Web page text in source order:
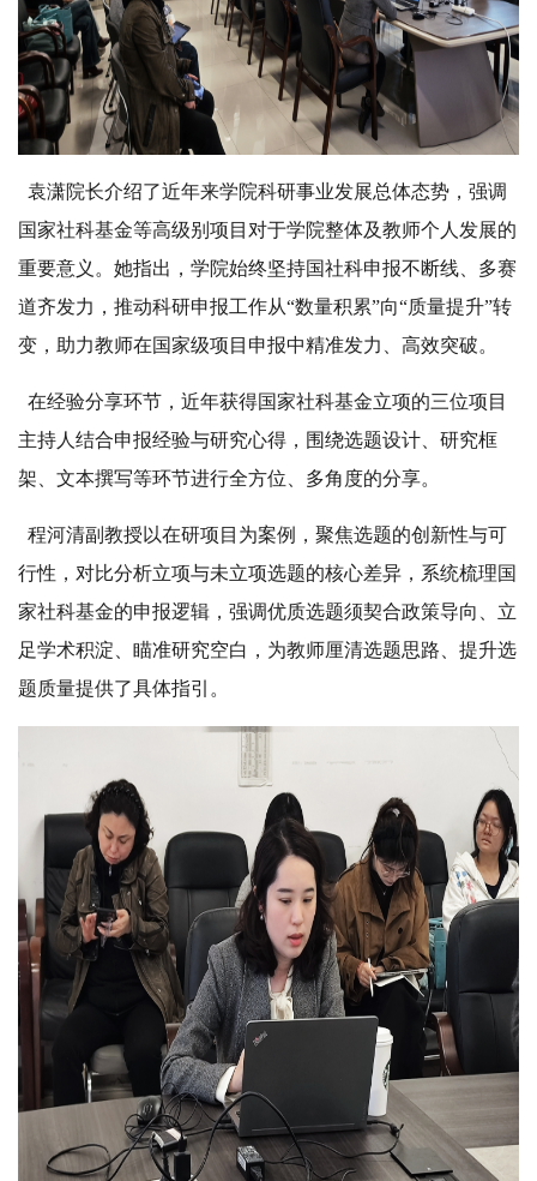
袁潇院长介绍了近年来学院科研事业发展总体态势，强调
国家社科基金等高级别项目对于学院整体及教师个人发展的
重要意义。她指出，学院始终坚持国社科申报不断线、多赛
道齐发力，推动科研申报工作从“数量积累”向“质量提升”转
变，助力教师在国家级项目申报中精准发力、高效突破。
在经验分享环节，近年获得国家社科基金立项的三位项目
主持人结合申报经验与研究心得，围绕选题设计、研究框
架、文本撰写等环节进行全方位、多角度的分享。
程河清副教授以在研项目为案例，聚焦选题的创新性与可
行性，对比分析立项与未立项选题的核心差异，系统梳理国
家社科基金的申报逻辑，强调优质选题须契合政策导向、立
足学术积淀、瞄准研究空白，为教师厘清选题思路、提升选
题质量提供了具体指引。